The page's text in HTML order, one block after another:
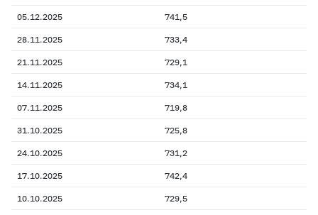
05.12.2025 741,5
28.11.2025 733,4
21.11.2025 729,1
14.11.2025 734,1
07.11.2025 719,8
31.10.2025 725,8
24.10.2025 731,2
17.10.2025 742,4
10.10.2025 729,5